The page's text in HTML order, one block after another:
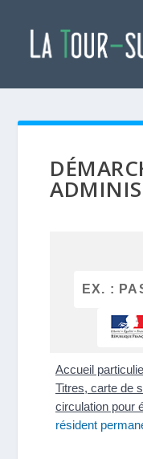
Accueil
Titres, carte de
circulation pour
résident